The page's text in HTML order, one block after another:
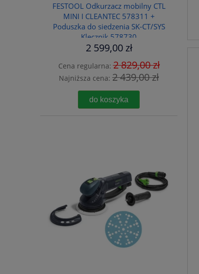
FESTOOL Odkurzacz mobilny CTL
MINI I CLEANTEC 578311 +
Poduszka do siedzenia SK-CT/SYS
Klęcznik 578730
2 599,00 zł
Cena regularna:2 829,00 zł
Najniższa cena: 2 439,00 zł
do koszyka